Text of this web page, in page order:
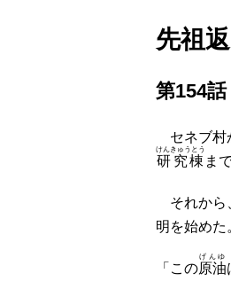
先祖
第154
セネブ村
研究棟
けんきゅうとう
ま
それから
明を始めた
「この原油
げんゆ